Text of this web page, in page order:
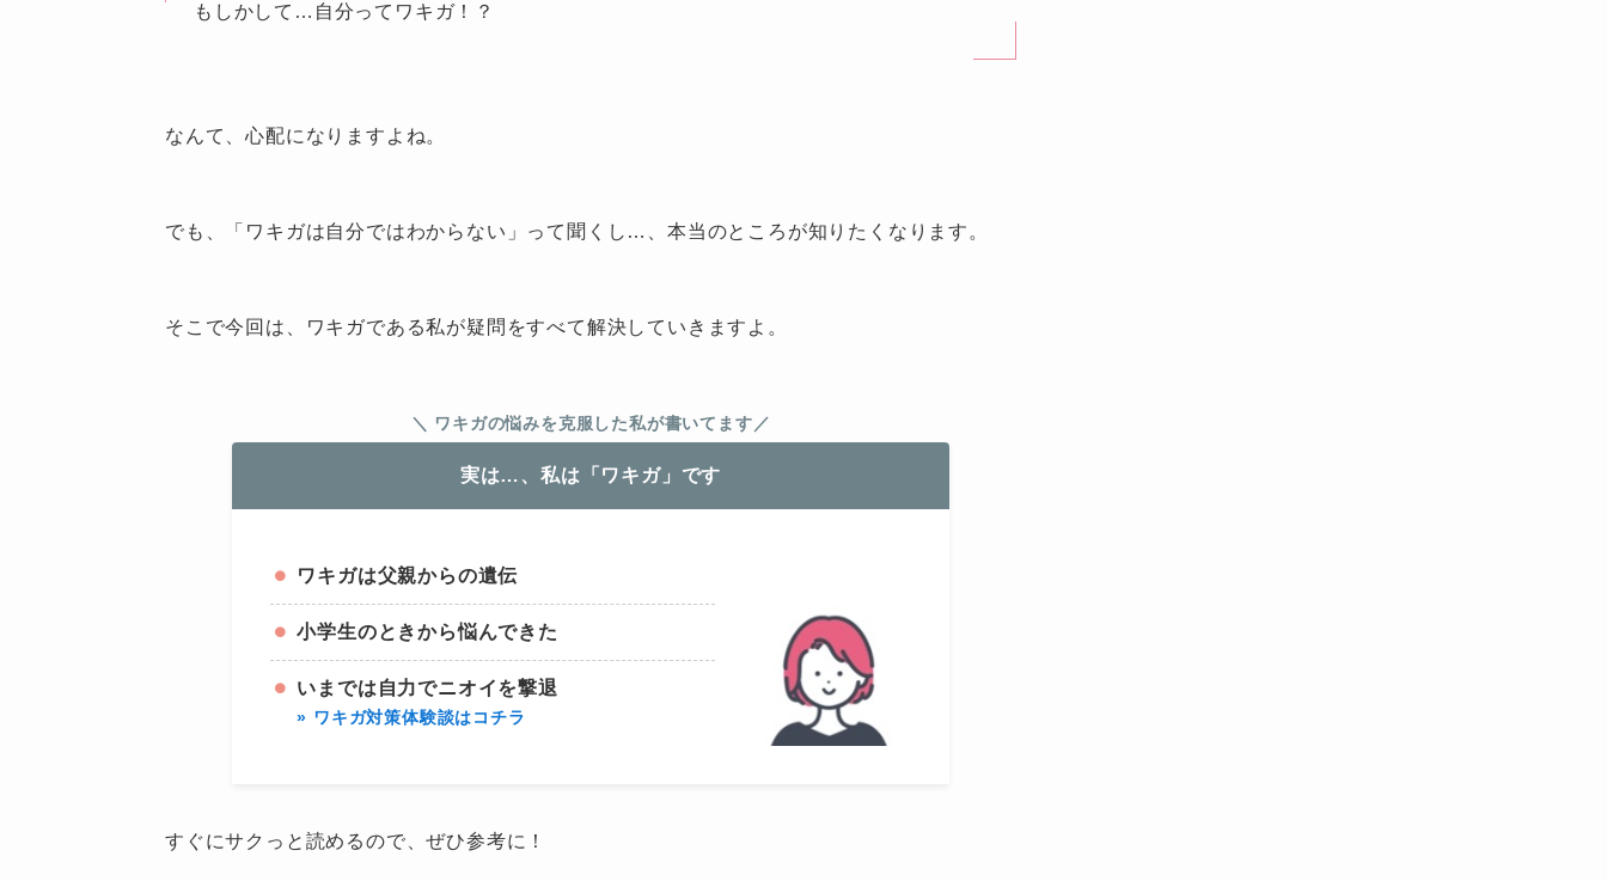
もしかして…自分ってワキガ！？
なんて、心配になりますよね。
でも、「ワキガは自分ではわからない」って聞くし…、本当のところが知りたくなります。
そこで今回は、ワキガである私が疑問をすべて解決していきますよ。
＼ ワキガの悩みを克服した私が書いてます／
実は…、私は「ワキガ」です
ワキガは父親からの遺伝
小学生のときから悩んできた
いまでは自力でニオイを撃退
» ワキガ対策体験談はコチラ
すぐにサクっと読めるので、ぜひ参考に！